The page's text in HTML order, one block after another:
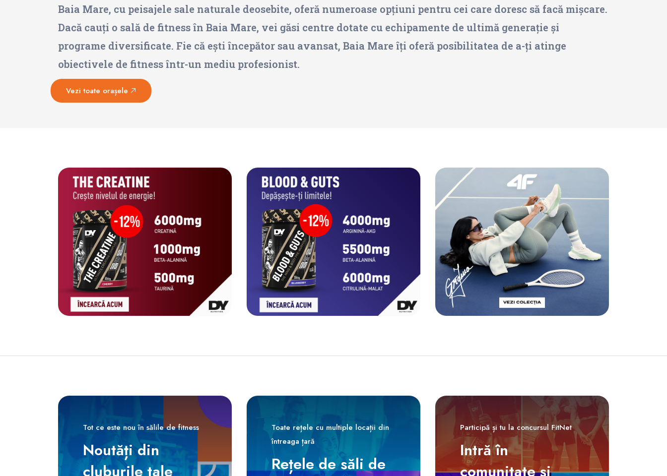
Baia Mare, cu peisajele sale naturale deosebite, oferă numeroase opțiuni pentru cei care doresc să facă mișcare.
Dacă cauți o sală de fitness în Baia Mare, vei găsi centre dotate cu echipamente de ultimă generație și
programe diversificate. Fie că ești începător sau avansat, Baia Mare îți oferă posibilitatea de a-ți atinge
obiectivele de fitness într-un mediu profesionist.
Vezi toate orașele
Tot ce este nou în sălile de fitness
Noutăți din
cluburile tale
Toate rețele cu multiple locații din
întreaga țară
Rețele de săli de
Participă și tu la concursul FitNet
Intră în
comunitate și